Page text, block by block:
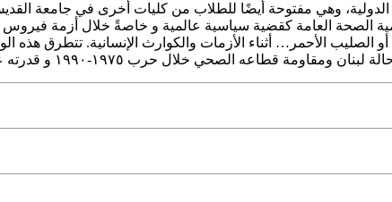
الدولية، وهي مفتوحة أيضًا للطلاب من كليات أخرى في جامعة
الصحة العامة كقضية سياسية عالمية و خاصةً خلال أزمة
الأحمر… أثناء الأزمات والكوارث الإنسانية. تتطرق هذه